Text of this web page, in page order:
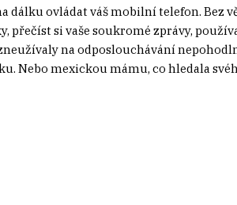
dálku ovládat váš mobilní telefon.
přečíst si vaše soukromé zprávy,
na odposlouchávání
Nebo mexickou mámu, co hledala